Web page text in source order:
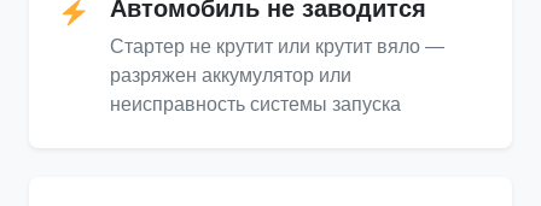
Автомобиль не заводится
Стартер не крутит или крутит вяло —
разряжен аккумулятор или
неисправность системы запуска